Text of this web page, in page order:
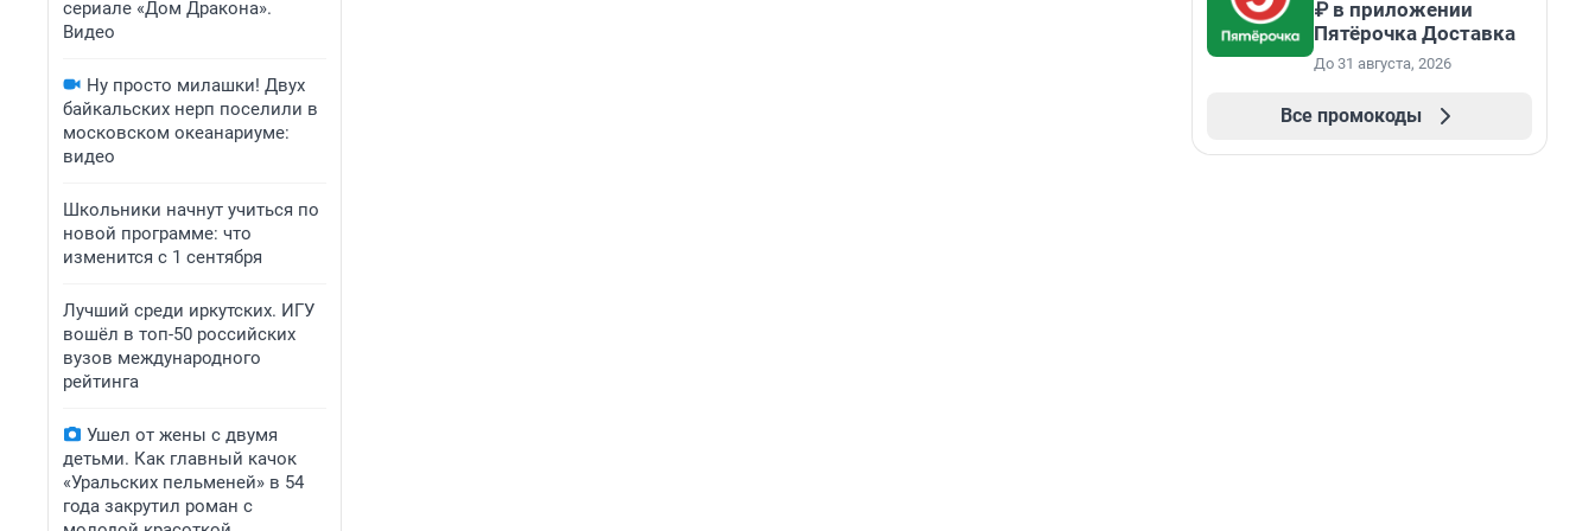
сериале «Дом Дракона».
Видео
Ну просто милашки! Двух
байкальских нерп поселили в
московском океанариуме:
видео
Школьники начнут учиться по
новой программе: что
изменится с 1 сентября
Лучший среди иркутских. ИГУ
вошёл в топ-50 российских
вузов международного
рейтинга
Ушел от жены с двумя
детьми. Как главный качок
«Уральских пельменей» в 54
года закрутил роман с
₽ в приложении
Пятёрочка Доставка
До 31 августа, 2026
Все промокоды